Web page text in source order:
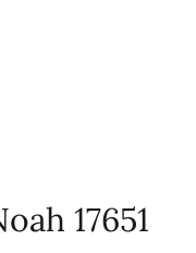
17651